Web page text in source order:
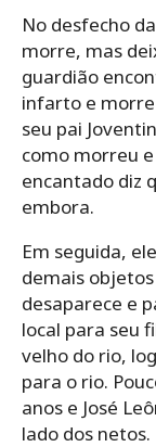
No desfecho
morre, mas
guardião
infarto e
seu pai
como morreu
encantado diz
embora.
Em seguida,
demais
desaparece e
local para seu
velho do rio,
para o rio.
anos e José
lado dos netos.